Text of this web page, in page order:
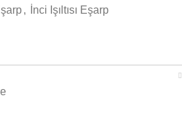
, İnci Işıltısı Eşarp